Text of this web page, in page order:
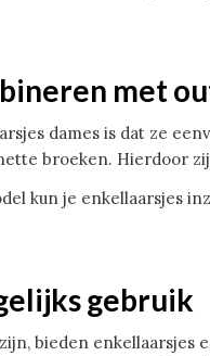
met
dames is dat ze
broeken. Hierdoor
kun je enkellaarsjes
gebruik
bieden